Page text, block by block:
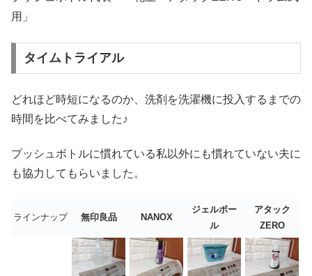
用」
タイムトライアル
どれほど時短になるのか、洗剤を洗濯機に投入するまでの
時間を比べてみました♪
プッシュボトルに慣れている私以外にも慣れていない夫に
も協力してもらいました。
ラインナップ 無印良品 NANOX
ジェルボー
ル
アタック
ZERO